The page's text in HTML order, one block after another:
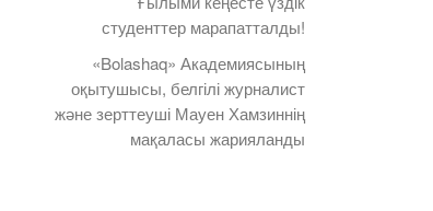
студенттер марапатталды!
«Bolashaq» Академиясының
оқытушысы, белгілі журналист
және зерттеуші Мауен Хамзиннің
мақаласы жарияланды